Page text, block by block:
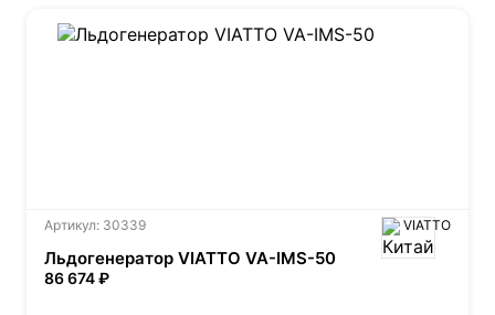
Артикул: 30339 VIATTO
Льдогенератор VIATTO VA-IMS-50
86 674 ₽